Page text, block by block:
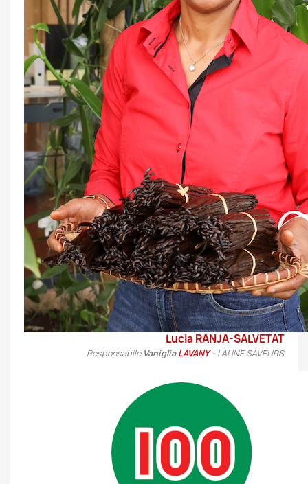
Lucia RANJA-SALVETAT
Responsabile VanigliaLAVANY- LALINE SAVEURS